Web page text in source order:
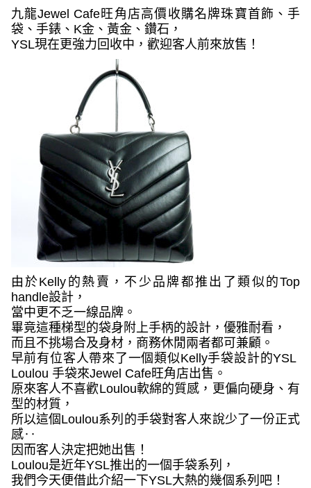
九龍Jewel Cafe旺角店高價收購名牌珠寶首飾、手
袋、手錶、 K金、黃金、鑽石，
YSL現在更強力回收中，歡迎客人前來放售！
由於Kelly 的熱賣，不少品牌都推出了類似的Top
handle設計，
當中更不乏一線品牌。
畢竟這種梯型的袋身附上手柄的設計，優雅耐看，
而且不挑場合及身材，商務休閒兩者都可兼顧。
早前有位客人帶來了一個類似Kelly手袋設計的YSL
Loulou 手袋來Jewel Cafe旺角店出售。
原來客人不喜歡Loulou軟綿的質感，更偏向硬身、有
型的材質，
所以這個Loulou系列的手袋對客人來說少了一份正式
感‥
因而客人決定把她出售！
Loulou是近年YSL推出的一個手袋系列，
我們今天便借此介紹一下YSL大熱的幾個系列吧！